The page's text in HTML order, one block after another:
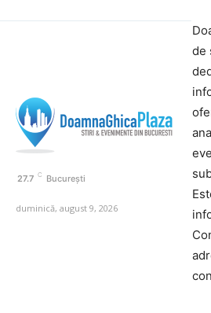
27.7 C București
duminică, august 9, 2026
de